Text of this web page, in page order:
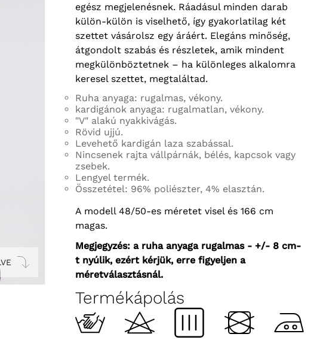
egész megjelenésnek. Ráadásul minden darab
külön-külön is viselhető, így gyakorlatilag két
szettet vásárolsz egy áráért. Elegáns minőség,
átgondolt szabás és részletek, amik mindent
megkülönböztetnek – ha különleges alkalomra
keresel szettet, megtaláltad.
Ruha anyaga: rugalmas, vékony.
kardigánok anyaga: rugalmatlan, vékony.
"V" alakú nyakkivágás.
Rövid ujjú.
Levehető kardigán laza szabással.
Nincsenek rajta vállpárnák, bélés, kapcsok vagy
zsebek.
Lengyel termék.
Összetétel: 96% poliészter, 4% elasztán.
A modell 48/50-es méretet visel és 166 cm
magas.
Megjegyzés: a ruha anyaga rugalmas - +/- 8 cm-
t nyúlik, ezért kérjük, erre figyeljen a
méretválasztásnál.
Termékápolás